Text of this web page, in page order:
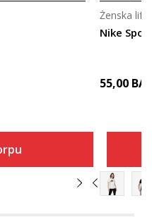
Nike
Ženska
55,00